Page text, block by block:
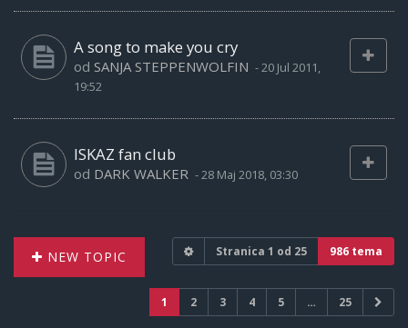
A song to make you cry
od SANJA STEPPENWOLFIN -20 Jul 2011,
19:52
ISKAZ fan club
od DARK WALKER -28 Maj 2018, 03:30
NEW TOPIC Stranica 1 od 25 986 tema
1 2 3 4 5 … 25